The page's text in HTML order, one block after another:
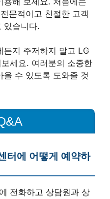
문적이고 친절한 고객
있습니다.
든지 주저하지 말고 LG
세요. 여러분의 소중한
수 있도록 도와줄 것
터에 어떻게 예약하
전화하고 상담원과 상